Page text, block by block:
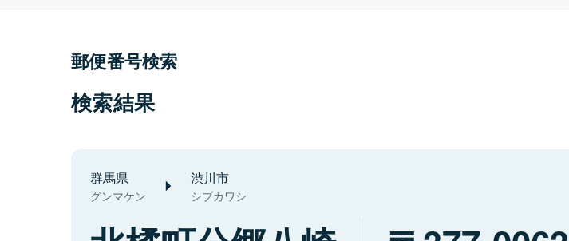
郵便番号検索
検索結果
群馬県
グンマケン
渋川市
シブカワシ